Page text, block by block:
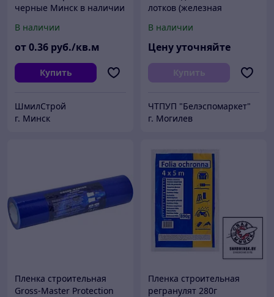
черные Минск в наличии
В наличии
от0.36 руб./кв.м
Купить
ШмилСтрой
г. Минск
лотков (железная
55мкм
В наличии
Цену уточняйте
Купить
ЧТПУП "Белэспомаркет"
г. Могилев
Пленка строительная
Gross-Master Protection
Пленка строительная
регранулят 280г